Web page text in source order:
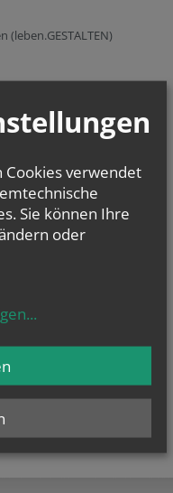
(leben.GESTALTEN)
Webportals der Erzdiözese
verwendet
Sie können Ihre
oder
...